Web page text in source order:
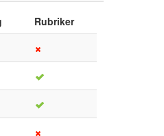
Rubriker